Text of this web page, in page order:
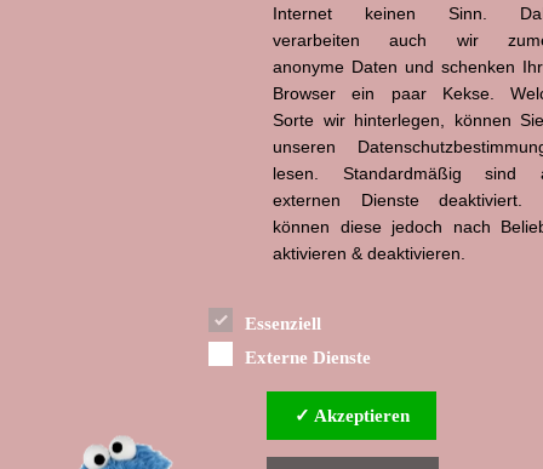
Internet keinen Sinn.
verarbeiten auch wir
anonyme Daten und schenken
Browser ein paar Kekse.
Sorte wir hinterlegen, können
unseren
lesen. Standardmäßig sind
externen Dienste deaktiviert.
können diese jedoch nach
aktivieren & deaktivieren.
Essenziell
Externe Dienste
✓ Akzeptieren